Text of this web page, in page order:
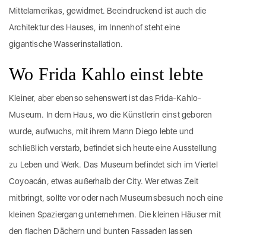
Mittelamerikas, gewidmet. Beeindruckend ist auch die
Architektur des Hauses, im Innenhof steht eine
gigantische Wasserinstallation.
Wo Frida Kahlo einst lebte
Kleiner, aber ebenso sehenswert ist das Frida-Kahlo-
Museum. In dem Haus, wo die Künstlerin einst geboren
wurde, aufwuchs, mit ihrem Mann Diego lebte und
schließlich verstarb, befindet sich heute eine Ausstellung
zu Leben und Werk. Das Museum befindet sich im Viertel
Coyoacán, etwas außerhalb der City. Wer etwas Zeit
mitbringt, sollte vor oder nach Museumsbesuch noch eine
kleinen Spaziergang unternehmen. Die kleinen Häuser mit
den flachen Dächern und bunten Fassaden lassen